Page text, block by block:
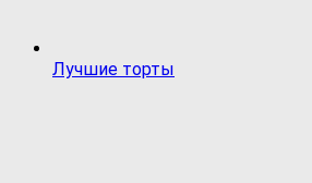
Лучшие торты